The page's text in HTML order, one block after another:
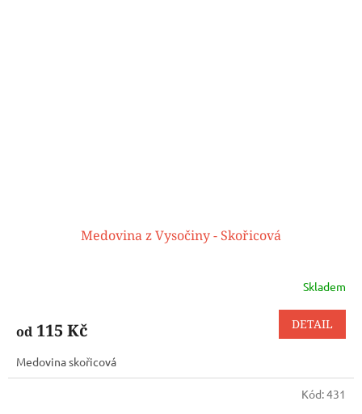
Medovina z Vysočiny - Skořicová
Skladem
od115 Kč DETAIL
Medovina skořicová
Kód:431